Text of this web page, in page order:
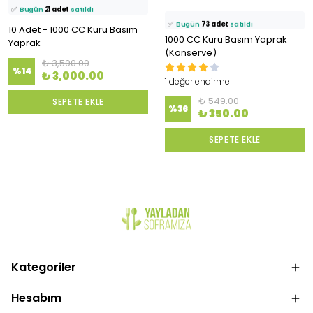
✅ Bugün 21 adet satıldı
10 Adet - 1000 CC Kuru Basım
Yaprak
%14
₺ 3,500.00
₺ 3,000.00
SEPETE EKLE
🛒 115 kişisepetine ekledi!
✅ Bugün 73 adet satıldı
1000 CC Kuru Basım Yaprak
(Konserve)
1 değerlendirme
%36
₺ 549.00
₺ 350.00
SEPETE EKLE
Kategoriler
Hesabım